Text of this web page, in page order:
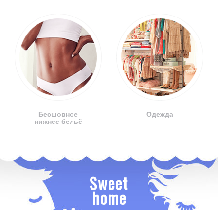
Бесшовное
нижнее бельё
Одежда
Sweet
home